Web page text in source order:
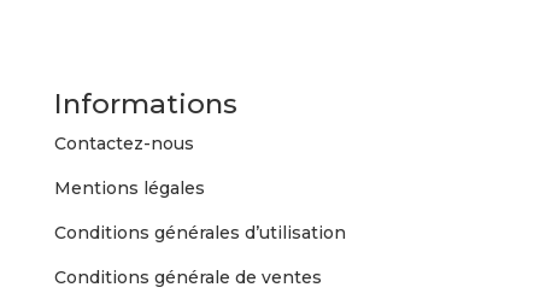
Informations
Contactez-nous
Mentions légales
Conditions générales d’utilisation
Conditions générale de ventes